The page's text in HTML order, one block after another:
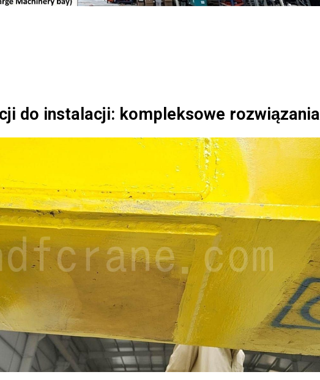
do instalacji: kompleksowe rozwiązania